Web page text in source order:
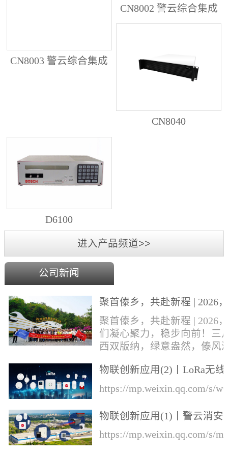
CN8003 警云综合集成
CN8002 警云综合集成
CN8040
D6100
进入产品频道>>
公司新闻
聚首傣乡，共赴新程 | 2026
们凝心聚力，稳步向前！
聚首傣乡，共赴新程 | 2026
们凝心聚力，稳步向前！三
西双版纳，绿意盎然，傣风
风中肆意绽放。丛文&华际
成员奔赴这片雨林热土，开
一场集年会盛典、团建游玩
业培训于一体的专属旅程！
才，展宏图，盛宴锚定前行
向本次旅程的开篇，便迎来
物联创新应用(2)丨LoRa无线
知的综合解决方案
https://mp.weixin.qq.com/s/
物联创新应用(1)丨警云消安
一体预警解决方案
https://mp.weixin.qq.com/s/